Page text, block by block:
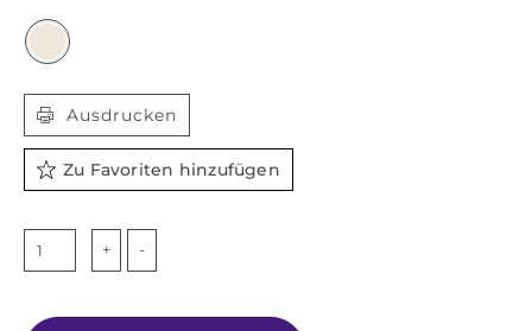
Ausdrucken
Zu Favoriten hinzufügen
GINGER